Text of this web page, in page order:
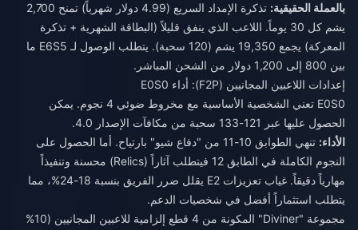
بالعملة الحقيقية:
تذكرة الإمداد السريع (4.99 دولار شهرياً) تمنح 2,700
يشم كل 30 يوماً. اللاعب الذي ينفق قليلاً (البطاقة الشهرية + تذكرة
المعركة) يجمع 19,350 يشم (120 سحبة). يتطلب الوصول لـ E6S5 ما
بين 800 إلى 1,200 دولار من الشحن المباشر.
إعدادات اللاعبين المجانيين (F2P): أداء E0S0
E0S0 تعني الشخصية الأساسية مع مخروط ضوئي 4 نجوم. يمكن
الحصول عليها عبر 121-133 سحبة من مكافآت الإصدار 4.0.
الأداء:
تنهي الطوابق 10-11 من "دفاع شيو" بارتياح. أما الحصول على
النجوم الكاملة في الطابق 12 فيتطلب آثاراً (Relics) محسنة وتنفيذاً
مهارياً دقيقاً. غياب تعزيزات E2 يقلل ضرر الفريق بنسبة 18-24%، مما
يتطلب استثماراً أفضل في شخصيات الدعم.
مجموعة "Diviner" المكونة من 4 قطع إلزامية للاعبين المجانيين (10%